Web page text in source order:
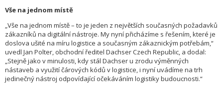
Vše na jednom místě
„Vše na jednom místě – to je jeden z největších současných požadavků
zákazníků na digitální nástroje. My nyní přicházíme s řešením, které je
doslova ušité na míru logistice a současným zákaznickým potřebám,“
uvedl Jan Polter, obchodní ředitel Dachser Czech Republic, a dodal:
„Stejně jako v minulosti, kdy stál Dachser u zrodu výměnných
nástaveb a využití čárových kódů v logistice, i nyní uvádíme na trh
jedinečný nástroj odpovídající očekáváním logistiky budoucnosti.“